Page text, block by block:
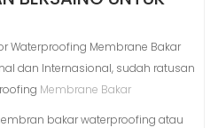
Waterproofing Membrane Bakar
dan Internasional, sudah ratusan
Membrane Bakar
bakar waterproofing atau